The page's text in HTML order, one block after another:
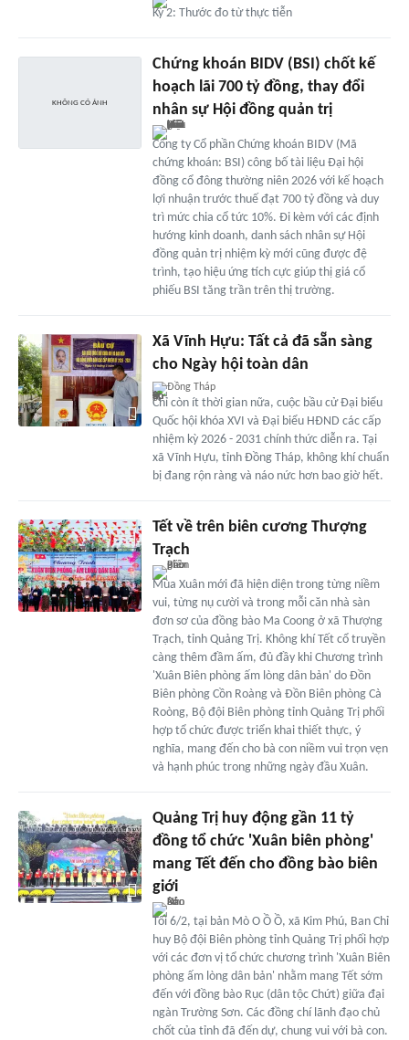
Kỳ 2: Thước đo từ thực tiễn
Chứng khoán BIDV (BSI) chốt kế
hoạch lãi 700 tỷ đồng, thay đổi
nhân sự Hội đồng quản trị
Công ty Cổ phần Chứng khoán BIDV (Mã
chứng khoán: BSI) công bố tài liệu Đại hội
đồng cổ đông thường niên 2026 với kế hoạch
lợi nhuận trước thuế đạt 700 tỷ đồng và duy
trì mức chia cổ tức 10%. Đi kèm với các định
hướng kinh doanh, danh sách nhân sự Hội
đồng quản trị nhiệm kỳ mới cũng được đệ
trình, tạo hiệu ứng tích cực giúp thị giá cổ
phiếu BSI tăng trần trên thị trường.
Xã Vĩnh Hựu: Tất cả đã sẵn sàng
cho Ngày hội toàn dân
Đồng Tháp
Chỉ còn ít thời gian nữa, cuộc bầu cử Đại biểu
Quốc hội khóa XVI và Đại biểu HĐND các cấp
nhiệm kỳ 2026 - 2031 chính thức diễn ra. Tại
xã Vĩnh Hựu, tỉnh Đồng Tháp, không khí chuẩn
bị đang rộn ràng và náo nức hơn bao giờ hết.
Tết về trên biên cương Thượng
Trạch
Mùa Xuân mới đã hiện diện trong từng niềm
vui, từng nụ cười và trong mỗi căn nhà sàn
đơn sơ của đồng bào Ma Coong ở xã Thượng
Trạch, tỉnh Quảng Trị. Không khí Tết cổ truyền
càng thêm đầm ấm, đủ đầy khi Chương trình
'Xuân Biên phòng ấm lòng dân bản' do Đồn
Biên phòng Cồn Roàng và Đồn Biên phòng Cà
Roòng, Bộ đội Biên phòng tỉnh Quảng Trị phối
hợp tổ chức được triển khai thiết thực, ý
nghĩa, mang đến cho bà con niềm vui trọn vẹn
và hạnh phúc trong những ngày đầu Xuân.
Quảng Trị huy động gần 11 tỷ
đồng tổ chức 'Xuân biên phòng'
mang Tết đến cho đồng bào biên
giới
Tối 6/2, tại bản Mò O Ồ Ồ, xã Kim Phú, Ban Chỉ
huy Bộ đội Biên phòng tỉnh Quảng Trị phối hợp
với các đơn vị tổ chức chương trình 'Xuân Biên
phòng ấm lòng dân bản' nhằm mang Tết sớm
đến với đồng bào Rục (dân tộc Chứt) giữa đại
ngàn Trường Sơn. Các đồng chí lãnh đạo chủ
chốt của tỉnh đã đến dự, chung vui với bà con.